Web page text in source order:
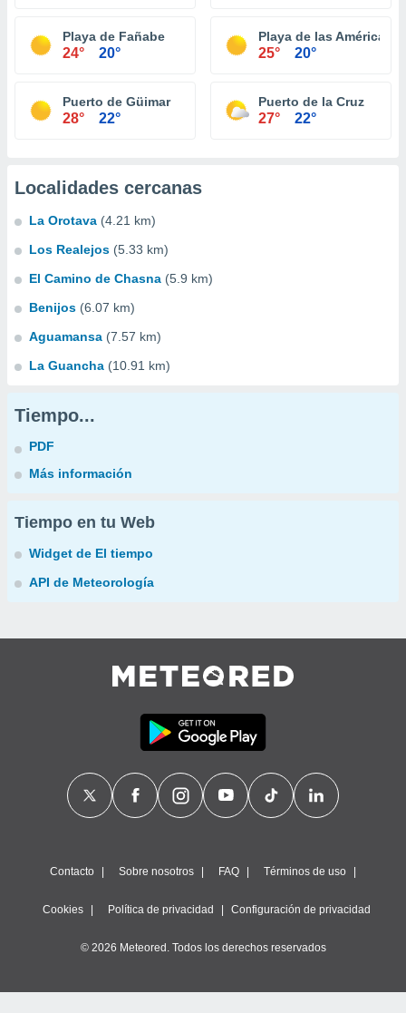
Playa de Fañabe
24° 20°
Playa de las Américas
25° 20°
Puerto de Güimar
28° 22°
Puerto de la Cruz
27° 22°
Localidades cercanas
La Orotava (4.21 km)
Los Realejos (5.33 km)
El Camino de Chasna (5.9 km)
Benijos (6.07 km)
Aguamansa (7.57 km)
La Guancha (10.91 km)
Tiempo...
PDF
Más información
Tiempo en tu Web
Widget de El tiempo
API de Meteorología
Contacto Sobre nosotros FAQ Términos de uso
Cookies Política de privacidad Configuración de privacidad
© 2026 Meteored. Todos los derechos reservados